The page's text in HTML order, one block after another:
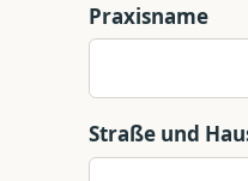
Praxisname
Straße und